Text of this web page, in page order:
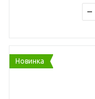
Новинка